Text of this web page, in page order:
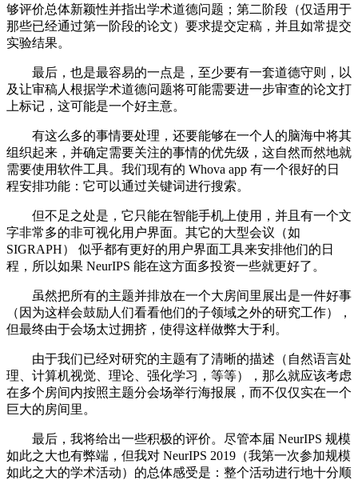
够评价总体新颖性并指出学术道德问题；第二阶段（仅适用于
那些已经通过第一阶段的论文）要求提交定稿，并且如常提交
实验结果。
最后，也是最容易的一点是，至少要有一套道德守则，以
及让审稿人根据学术道德问题将可能需要进一步审查的论文打
上标记，这可能是一个好主意。
有这么多的事情要处理，还要能够在一个人的脑海中将其
组织起来，并确定需要关注的事情的优先级，这自然而然地就
需要使用软件工具。我们现有的 Whova app 有一个很好的日
程安排功能：它可以通过关键词进行搜索。
但不足之处是，它只能在智能手机上使用，并且有一个文
字非常多的非可视化用户界面。其它的大型会议（如
SIGRAPH） 似乎都有更好的用户界面工具来安排他们的日
程，所以如果 NeurIPS 能在这方面多投资一些就更好了。
虽然把所有的主题并排放在一个大房间里展出是一件好事
（因为这样会鼓励人们看看他们的子领域之外的研究工作），
但最终由于会场太过拥挤，使得这样做弊大于利。
由于我们已经对研究的主题有了清晰的描述（自然语言处
理、计算机视觉、理论、强化学习，等等），那么就应该考虑
在多个房间内按照主题分会场举行海报展，而不仅仅实在一个
巨大的房间里。
最后，我将给出一些积极的评价。尽管本届 NeurIPS 规模
如此之大也有弊端，但我对 NeurIPS 2019（我第一次参加规模
如此之大的学术活动）的总体感受是：整个活动进行地十分顺